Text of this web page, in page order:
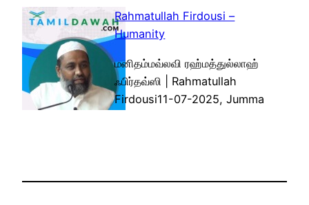
Rahmatullah Firdousi –
Humanity
மனிதம்மவ்லவி ரஹ்மத்துல்லாஹ்
ஃபிர்தவ்ஸி | Rahmatullah
Firdousi11-07-2025, Jumma